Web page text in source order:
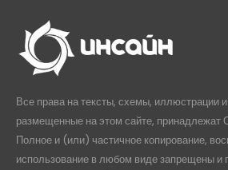
Все права на тексты, схемы, иллюстрации
размещенные на этом сайте, принадлежат
Полное и (или) частичное копирование,
использование в любом виде запрещены и